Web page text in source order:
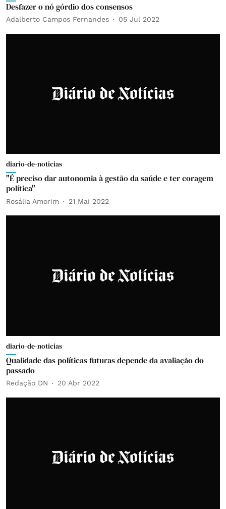
Desfazer o nó górdio dos consensos
Adalberto Campos Fernandes 05 Jul 2022
diario-de-noticias
"É preciso dar autonomia à gestão da saúde e ter coragem
política"
Rosália Amorim 21 Mai 2022
diario-de-noticias
Qualidade das políticas futuras depende da avaliação do
passado
Redação DN 20 Abr 2022